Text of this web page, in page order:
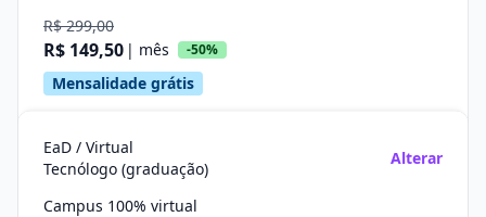
R$ 299,00
R$ 149,50 | mês -50%
Mensalidade grátis
EaD / Virtual
Tecnólogo (graduação)
Alterar
Campus 100% virtual